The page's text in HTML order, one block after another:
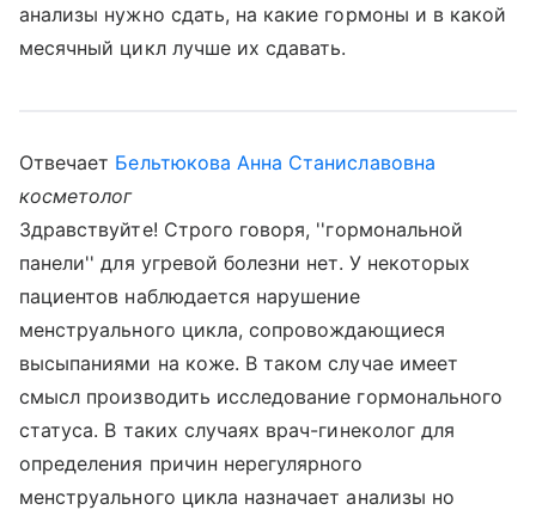
анализы нужно сдать, на какие гормоны и в какой
месячный цикл лучше их сдавать.
Отвечает Бельтюкова Анна Станиславовна
косметолог
Здравствуйте! Строго говоря, ''гормональной
панели'' для угревой болезни нет. У некоторых
пациентов наблюдается нарушение
менструального цикла, сопровождающиеся
высыпаниями на коже. В таком случае имеет
смысл производить исследование гормонального
статуса. В таких случаях врач-гинеколог для
определения причин нерегулярного
менструального цикла назначает анализы но